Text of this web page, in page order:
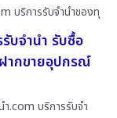
บริการรับจำนำของทุ
บจำนำ รับซื้อ
ากขายอุปกรณ์
า.com บริการรับจำ